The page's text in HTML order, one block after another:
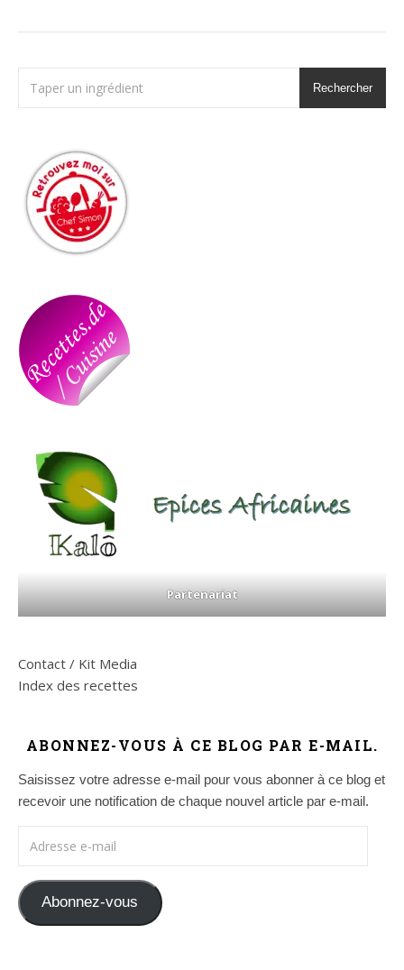
Rechercher
Partenariat
Contact / Kit Media
Index des recettes
ABONNEZ-VOUS À CE BLOG PAR E-MAIL.
Saisissez votre adresse e-mail pour vous abonner à ce blog et
recevoir une notification de chaque nouvel article par e-mail.
Abonnez-vous